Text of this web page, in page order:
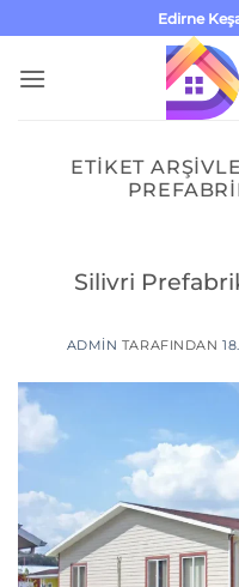
atla
Edirne
ETIKET
Silivri
ADMIN TARAFINDAN